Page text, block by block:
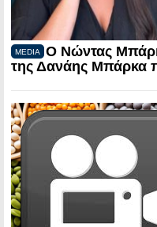
MEDIA
Ο Νώντας
της Δανάης Μπάρκα